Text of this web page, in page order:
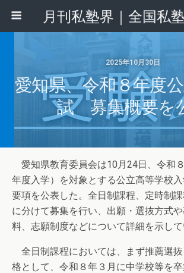
2025年10月30日
愛知県、令和８年度
試 募集概要を
愛知県教育委員会は10月24日、令和
年度入学）を対象とする公立高等学校
要項を公表した。全日制課程、定時制
に分けて募集を行い、出願・選抜方式
料、志願制度などについて詳細を示して
全日制課程においては、まず推薦選
格として、令和８年３月に中学校等を